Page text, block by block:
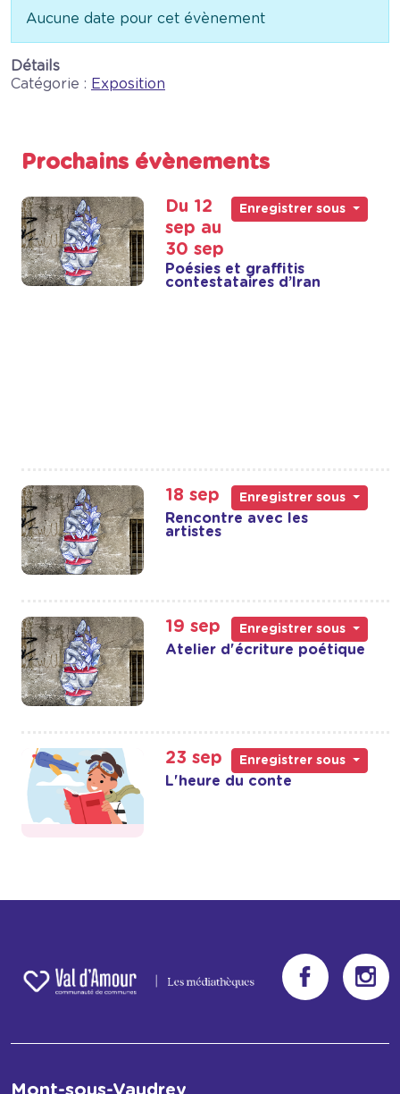
Info
Aucune date pour cet évènement
Détails
Catégorie : Exposition
Prochains évènements
Du 12
sep au
30 sep
Enregistrer sous
Poésies et graffitis
contestataires d’Iran
18 sep Enregistrer sous
Rencontre avec les
artistes
19 sep Enregistrer sous
Atelier d'écriture poétique
23 sep Enregistrer sous
L'heure du conte
Mont-sous-Vaudrey